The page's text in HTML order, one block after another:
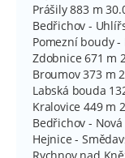
Prášily 883 m
Bedřichov -
Pomezní boudy
Zdobnice 671 m
Broumov 373 m
Labská bouda
Kralovice 449 m
Bedřichov -
Hejnice -
Rychnov nad